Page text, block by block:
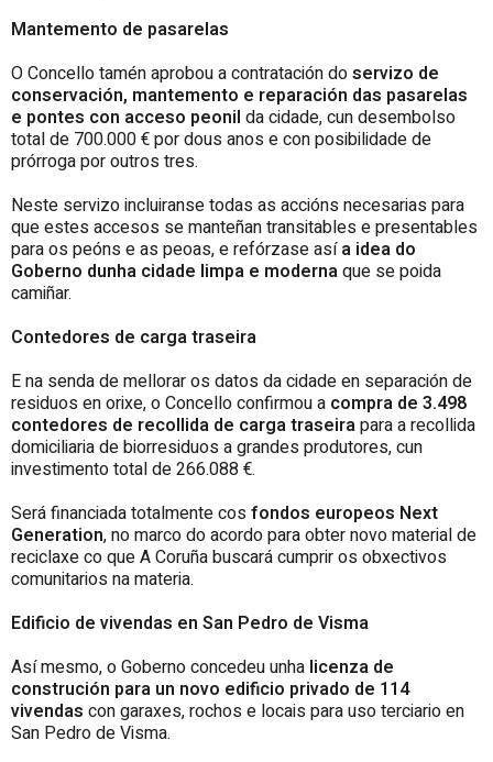
Mantemento de pasarelas
O Concello tamén aprobou a contratación doservizo de
conservación, mantemento e reparación das pasarelas
e pontes con acceso peonil da cidade, cun desembolso
total de 700.000 € por dous anos e con posibilidade de
prórroga por outros tres.
Neste servizo incluiranse todas as accións necesarias para
que estes accesos se manteñan transitables e presentables
para os peóns e as peoas, e refórzase asía idea do
Goberno dunha cidade limpa e modernaque se poida
camiñar.
Contedores de carga traseira
E na senda de mellorar os datos da cidade en separación de
residuos en orixe, o Concello confirmou a compra de 3.498
contedores de recollida de carga traseirapara a recollida
domiciliaria de biorresiduos a grandes produtores, cun
investimento total de 266.088 €.
Será financiada totalmente cos fondos europeos Next
Generation, no marco do acordo para obter novo material de
reciclaxe co que A Coruña buscará cumprir os obxectivos
comunitarios na materia.
Edificio de vivendas en San Pedro de Visma
Así mesmo, o Goberno concedeu unha licenza de
construción para un novo edificio privado de 114
vivendas con garaxes, rochos e locais para uso terciario en
San Pedro de Visma.